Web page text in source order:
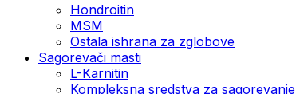
Hondroitin
MSM
Ostala ishrana za zglobove
Sagorevači masti
L-Karnitin
Kompleksna sredstva za sagorevanje